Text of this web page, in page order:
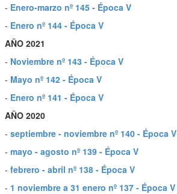
- Enero-marzo nº 145 - Época V
- Enero nº 144 - Época V
AÑO 2021
- Noviembre nº 143 - Época V
- Mayo nº 142 - Época V
- Enero nº 141 - Época V
AÑO 2020
- septiembre - noviembre nº 140 - Época V
- mayo - agosto nº 139 - Época V
- febrero - abril nº 138 - Época V
- 1 noviembre a 31 enero nº 137 - Época V